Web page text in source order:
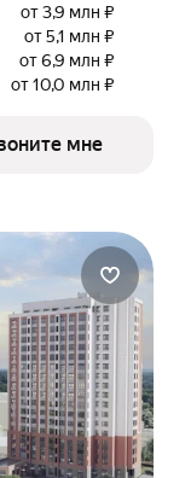
от 3,9 млн ₽
от 5,1 млн ₽
от 6,9 млн ₽
от 10,0 млн ₽
мне